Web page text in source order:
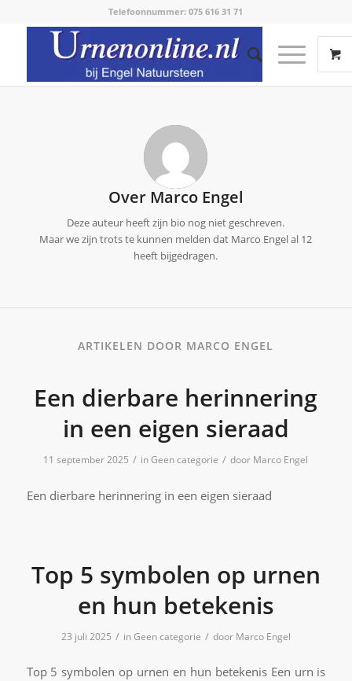
Telefoonnummer: 075 616 31 71
Over Marco Engel
Deze auteur heeft zijn bio nog niet geschreven.
Maar we zijn trots te kunnen melden dat Marco Engelal 12
heeft bijgedragen.
ARTIKELEN DOOR MARCO ENGEL
Een dierbare herinnering
in een eigen sieraad
11 september 2025 / inGeen categorie / door Marco Engel
Een dierbare herinnering in een eigen sieraad
Top 5 symbolen op urnen
en hun betekenis
23 juli 2025 / inGeen categorie / door Marco Engel
Top 5 symbolen op urnen en hun betekenis Een urn is